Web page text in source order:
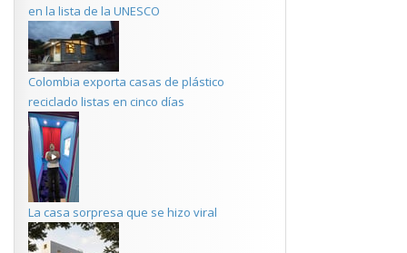
en la lista de la UNESCO
Colombia exporta casas de plástico
reciclado listas en cinco días
La casa sorpresa que se hizo viral